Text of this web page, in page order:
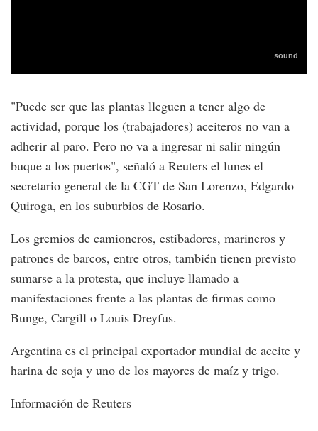
"Puede ser que las plantas lleguen a tener algo de
actividad, porque los (trabajadores) aceiteros no van a
adherir al paro. Pero no va a ingresar ni salir ningún
buque a los puertos", señaló a Reuters el lunes el
secretario general de la CGT de San Lorenzo, Edgardo
Quiroga, en los suburbios de Rosario.
Los gremios de camioneros, estibadores, marineros y
patrones de barcos, entre otros, también tienen previsto
sumarse a la protesta, que incluye llamado a
manifestaciones frente a las plantas de firmas como
Bunge, Cargill o Louis Dreyfus.
Argentina es el principal exportador mundial de aceite y
harina de soja y uno de los mayores de maíz y trigo.
Información de Reuters